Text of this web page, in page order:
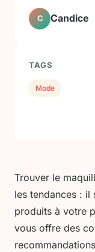
Trouver le
les tendances : il
produits à votre
vous offre des
C Candice
TAGS
Mode